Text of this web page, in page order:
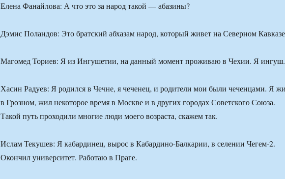
Елена Фанайлова: А что это за народ такой — абазины?
Дэмис Поландов: Это братский абхазам народ, который живет на Северном
Магомед Ториев: Я из Ингушетии, на данный момент проживаю в Чехии. Я ингуш.
Хасин Радуев: Я родился в Чечне, я чеченец, и родители мои были чеченцами. Я
в Грозном, жил некоторое время в Москве и в других городах Советского Союза.
Такой путь проходили многие люди моего возраста, скажем так.
Ислам Текушев: Я кабардинец, вырос в Кабардино-Балкарии, в селении Чегем-2.
Окончил университет. Работаю в Праге.